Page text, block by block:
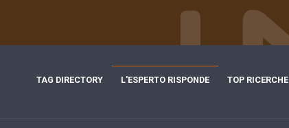
TAG DIRECTORY L'ESPERTO RISPONDE TOP RICERCHE